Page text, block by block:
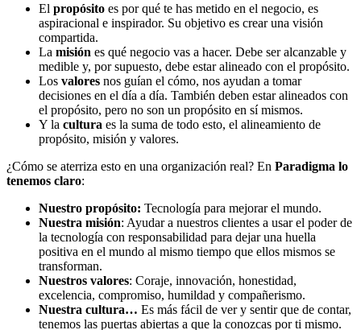
El propósito es por qué te has metido en el negocio, es
aspiracional e inspirador. Su objetivo es crear una visión
compartida.
La misión es qué negocio vas a hacer. Debe ser alcanzable y
medible y, por supuesto, debe estar alineado con el propósito.
Los valores nos guían el cómo, nos ayudan a tomar
decisiones en el día a día. También deben estar alineados con
el propósito, pero no son un propósito en sí mismos.
Y la cultura es la suma de todo esto, el alineamiento de
propósito, misión y valores.
¿Cómo se aterriza esto en una organización real? En Paradigma lo
tenemos claro:
Nuestro propósito: Tecnología para mejorar el mundo.
Nuestra misión: Ayudar a nuestros clientes a usar el poder de
la tecnología con responsabilidad para dejar una huella
positiva en el mundo al mismo tiempo que ellos mismos se
transforman.
Nuestros valores: Coraje, innovación, honestidad,
excelencia, compromiso, humildad y compañerismo.
Nuestra cultura… Es más fácil de ver y sentir que de contar,
tenemos las puertas abiertas a que la conozcas por ti mismo.